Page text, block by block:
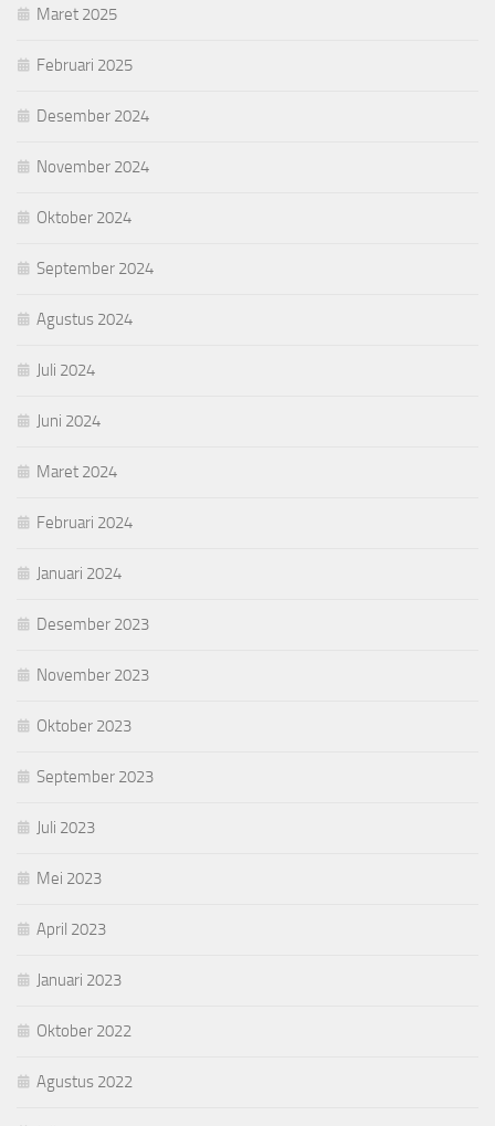
Maret 2025
Februari 2025
Desember 2024
November 2024
Oktober 2024
September 2024
Agustus 2024
Juli 2024
Juni 2024
Maret 2024
Februari 2024
Januari 2024
Desember 2023
November 2023
Oktober 2023
September 2023
Juli 2023
Mei 2023
April 2023
Januari 2023
Oktober 2022
Agustus 2022